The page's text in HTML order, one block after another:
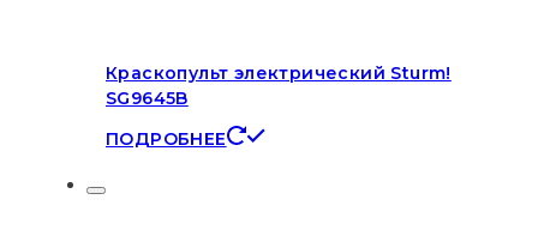
Краскопульт электрический Sturm!
SG9645B
ПОДРОБНЕЕ